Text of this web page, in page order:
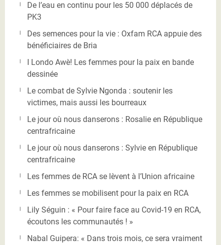
De l’eau en continu pour les 50 000 déplacés de
PK3
Des semences pour la vie : Oxfam RCA appuie des
bénéficiaires de Bria
I Londo Awè! Les femmes pour la paix en bande
dessinée
Le combat de Sylvie Ngonda : soutenir les
victimes, mais aussi les bourreaux
Le jour où nous danserons : Rosalie en République
centrafricaine
Le jour où nous danserons : Sylvie en République
centrafricaine
Les femmes de RCA se lèvent à l’Union africaine
Les femmes se mobilisent pour la paix en RCA
Lily Séguin : « Pour faire face au Covid-19 en RCA,
écoutons les communautés ! »
Nabal Guipera: « Dans trois mois, ce sera vraiment